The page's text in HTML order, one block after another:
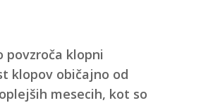
povzroča klopni
klopov običajno od
mesecih, kot so